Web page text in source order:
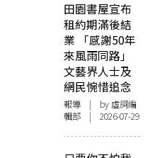
田園書屋宣布
租約期滿後結
業 「感謝50年
來風雨同路」
文藝界人士及
網民惋惜追念
報導 | by 虛詞編
輯部 | 2026-07-29